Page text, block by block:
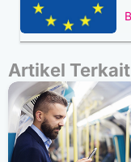
Artikel Terkait